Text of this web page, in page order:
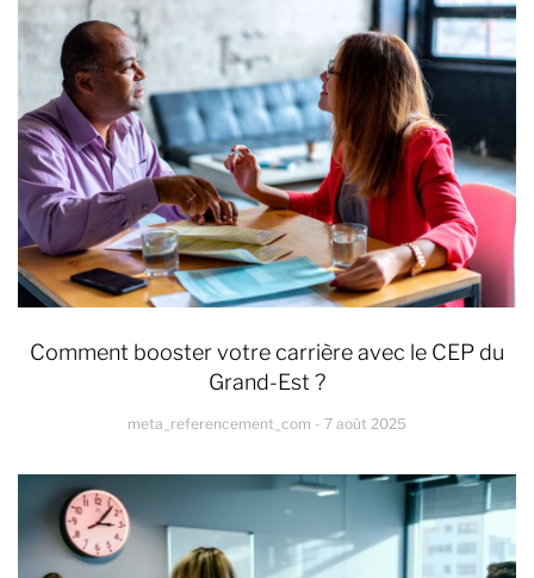
Comment booster votre carrière avec le CEP du
Grand-Est ?
meta_referencement_com 7 août 2025